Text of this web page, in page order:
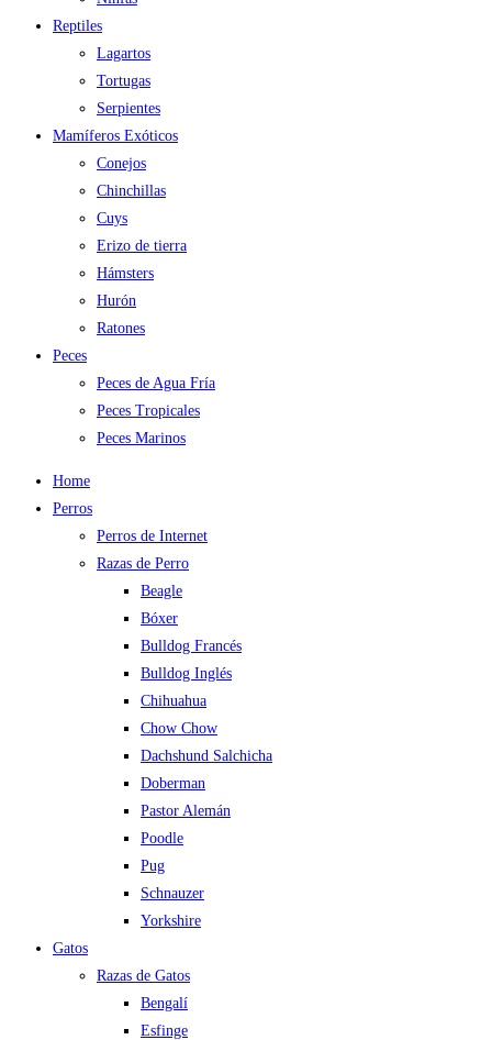
Reptiles
Lagartos
Tortugas
Serpientes
Mamíferos Exóticos
Conejos
Chinchillas
Cuys
Erizo de tierra
Hámsters
Hurón
Ratones
Peces
Peces de Agua Fría
Peces Tropicales
Peces Marinos
Home
Perros
Perros de Internet
Razas de Perro
Beagle
Bóxer
Bulldog Francés
Bulldog Inglés
Chihuahua
Chow Chow
Dachshund Salchicha
Doberman
Pastor Alemán
Poodle
Pug
Schnauzer
Yorkshire
Gatos
Razas de Gatos
Bengalí
Esfinge